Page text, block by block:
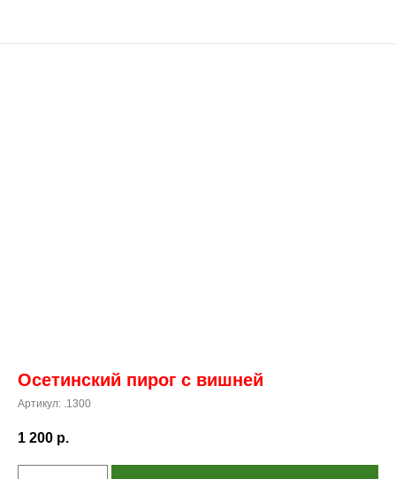
Осетинский пирог с вишней
Артикул: .1300
1 200 р.